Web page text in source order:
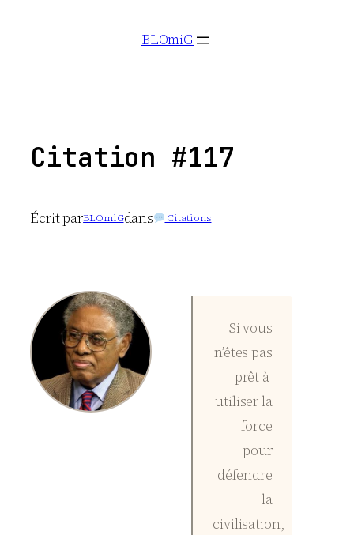
BLOmiG
Citation #117
Écrit parBLOmiGdans Citations
Si vous
n’êtes pas
prêt à
utiliser la
force
pour
défendre
la
civilisation,